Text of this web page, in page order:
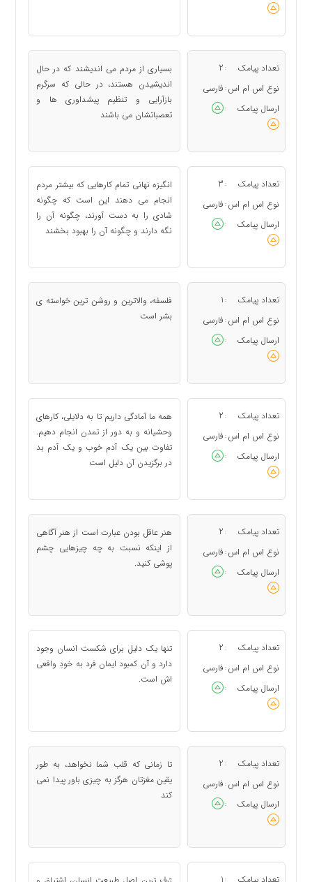
تعداد پیامک :
2
نوع اس ام اس : فارسی
ارسال پیامک
:
بسیاری از مردم می اندیشند که در حال
اندیشیدن هستند، در حالی که سرگرم
بازآرایی و تنظیم پیشداوری ها و
تعصباتشان می باشند
تعداد پیامک :
3
نوع اس ام اس : فارسی
ارسال پیامک
:
انگیزه نهانی تمام کارهایی که بیشتر مردم
انجام می دهند این است که چگونه
شادی را به دست آورند، چگونه آن را
نگه دارند و چگونه آن را بهبود بخشند
تعداد پیامک :
1
نوع اس ام اس : فارسی
ارسال پیامک
:
فلسفه، والاترین و روشن ترین خواسته ی
بشر است
تعداد پیامک :
2
نوع اس ام اس : فارسی
ارسال پیامک
:
همه ما آمادگی داریم تا به دلایلی، کارهای
وحشیانه و به دور از تمدن انجام دهیم.
تفاوت بین یک آدم خوب و یک آدم بد
در برگزیدن آن دلیل است
تعداد پیامک :
2
نوع اس ام اس : فارسی
ارسال پیامک
:
هنر عاقل بودن عبارت است از هنر آگاهی
از اینکه نسبت به چه چیزهایی چشم
پوشی کنید.
تعداد پیامک :
2
نوع اس ام اس : فارسی
ارسال پیامک
:
تنها یک دلیل برای شکست انسان وجود
دارد و آن کمبود ایمان فرد به خودِ واقعی
اش است.
تعداد پیامک :
2
نوع اس ام اس : فارسی
ارسال پیامک
:
تا زمانی که قلب شما نخواهد، به طور
یقین مغزتان هرگز به چیزی باور پیدا نمی
کند
: